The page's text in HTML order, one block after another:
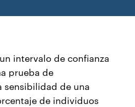
intervalo de confianza
prueba de
sensibilidad de una
de individuos